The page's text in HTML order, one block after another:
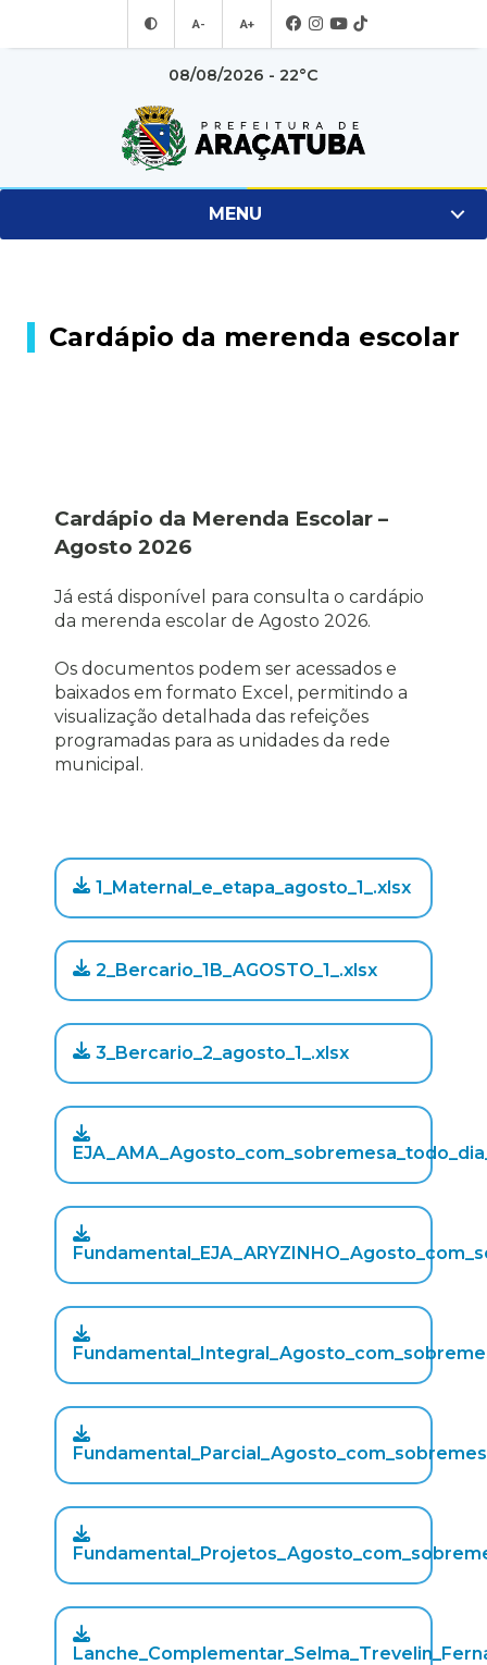
A- A+
08/08/2026 - 22°C
MENU
Cardápio da merenda escolar
Cardápio da Merenda Escolar –
Agosto 2026
Já está disponível para consulta o cardápio
da merenda escolar de Agosto 2026.
Os documentos podem ser acessados e
baixados em formato Excel, permitindo a
visualização detalhada das refeições
programadas para as unidades da rede
municipal.
1_Maternal_e_etapa_agosto_1_.xlsx
2_Bercario_1B_AGOSTO_1_.xlsx
3_Bercario_2_agosto_1_.xlsx